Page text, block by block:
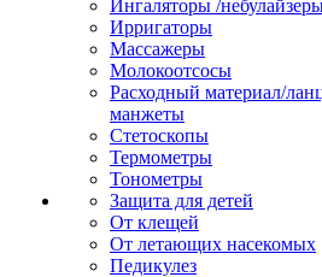
Ингаляторы /
Ирригаторы
Массажеры
Молокоотсосы
Расходный материал/
манжеты
Стетоскопы
Термометры
Тонометры
Защита для детей
От клещей
От летающих насекомых
Педикулез